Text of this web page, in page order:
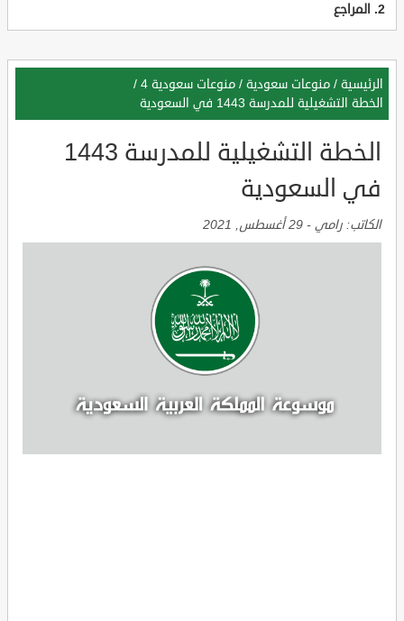
المراجع
الرئيسية / منوعات سعودية / منوعات سعودية 4
/
الخطة التشغيلية للمدرسة 1443 في السعودية
الخطة التشغيلية للمدرسة 1443
في السعودية
الكاتب: رامي - 29 أغسطس, 2021